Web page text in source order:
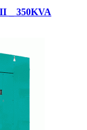
_ 350KVA